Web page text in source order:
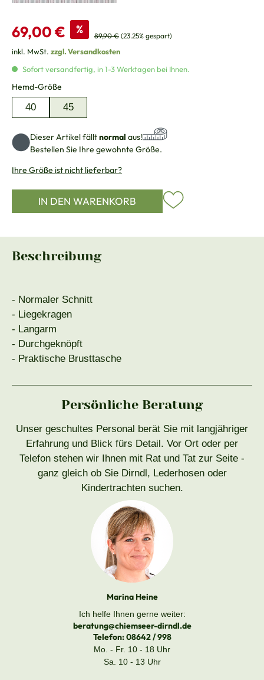
Verkaufspreis:
69,00 € % Regulärer Preis:
89,90 € (23.25% gespart)
inkl. MwSt. zzgl. Versandkosten
Sofort versandfertig, in 1-3 Werktagen bei Ihnen.
Hemd-Größe
40 45
Dieser Artikel fälltnormal aus!
Bestellen Sie Ihre gewohnte Größe.
Ihre Größe ist nicht lieferbar?
IN DEN WARENKORB
Beschreibung
- Normaler Schnitt
- Liegekragen
- Langarm
- Durchgeknöpft
- Praktische Brusttasche
Persönliche Beratung
Unser geschultes Personal berät Sie mit langjähriger
Erfahrung und Blick fürs Detail. Vor Ort oder per
Telefon stehen wir Ihnen mit Rat und Tat zur Seite -
ganz gleich ob Sie Dirndl, Lederhosen oder
Kindertrachten suchen.
Marina Heine
Ich helfe Ihnen gerne weiter:
beratung@chiemseer-dirndl.de
Telefon:08642 / 998
Mo. - Fr. 10 - 18 Uhr
Sa. 10 - 13 Uhr